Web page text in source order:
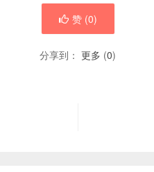
赞 (0)
分享到： 更多 (0)